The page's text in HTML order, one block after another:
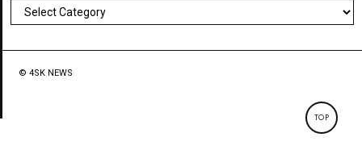
Categories
© 4SK NEWS
TOP